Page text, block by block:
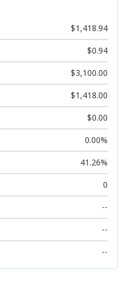
$1,418.94
$0.94
$3,100.00
$1,418.00
$0.00
0.00%
41.26%
0
--
--
--